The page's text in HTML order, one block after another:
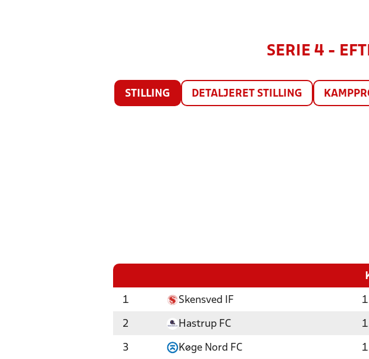
SERIE 4 -
STILLING DETALJERET STILLING
1 Skensved IF
2 Hastrup FC
3 Køge Nord FC